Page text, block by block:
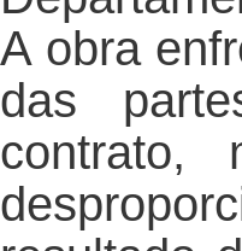
A obra
das
contrato,